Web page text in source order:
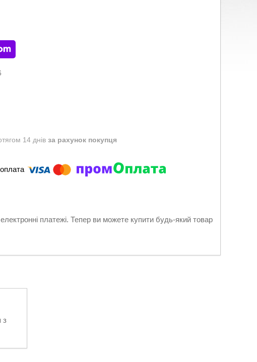
14 днів за рахунок покупця
електронні платежі. Тепер ви можете купити будь-який товар
з